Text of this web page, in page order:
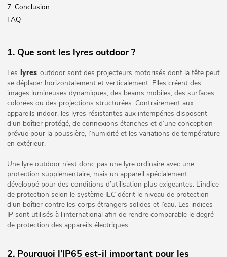
7. Conclusion
FAQ
1. Que sont les lyres outdoor ?
Les lyres outdoor sont des projecteurs motorisés dont la tête peut
se déplacer horizontalement et verticalement. Elles créent des
images lumineuses dynamiques, des beams mobiles, des surfaces
colorées ou des projections structurées. Contrairement aux
appareils indoor, les lyres résistantes aux intempéries disposent
d’un boîtier protégé, de connexions étanches et d’une conception
prévue pour la poussière, l’humidité et les variations de température
en extérieur.
Une lyre outdoor n’est donc pas une lyre ordinaire avec une
protection supplémentaire, mais un appareil spécialement
développé pour des conditions d’utilisation plus exigeantes. L’indice
de protection selon le système IEC décrit le niveau de protection
d’un boîtier contre les corps étrangers solides et l’eau. Les indices
IP sont utilisés à l’international afin de rendre comparable le degré
de protection des appareils électriques.
2. Pourquoi l’IP65 est-il important pour les